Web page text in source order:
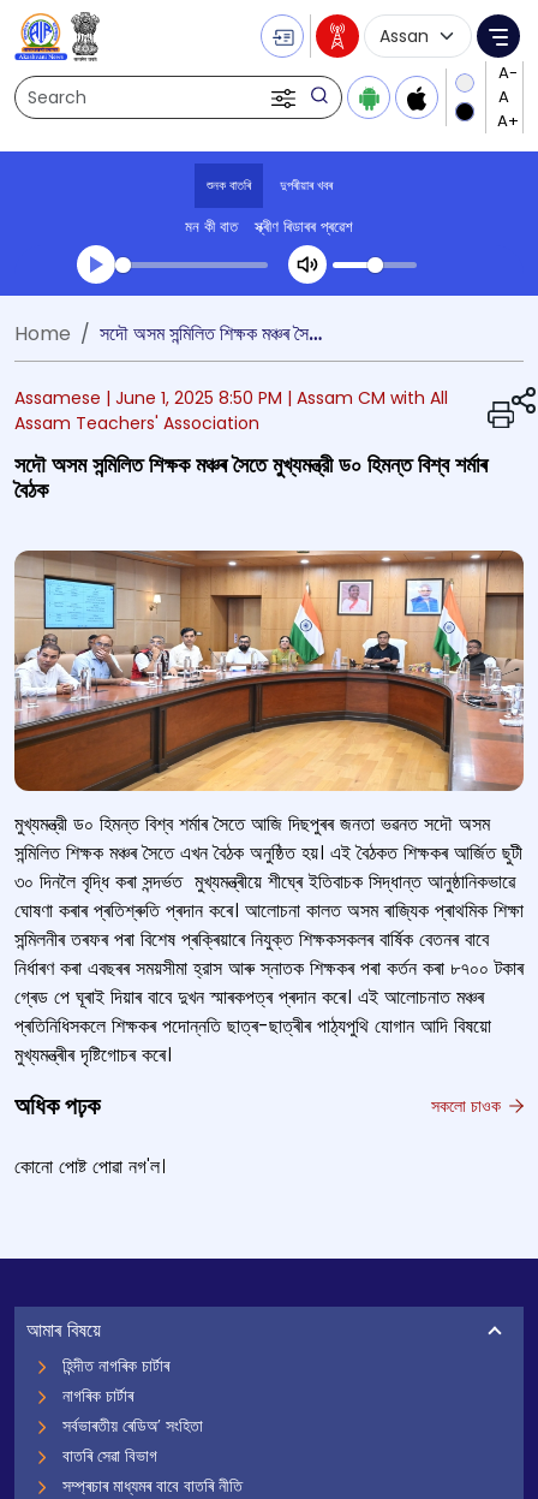
Search
Language
শুনক বাতৰি দুপৰীয়াৰ খবৰ
মন কী বাত স্ক্ৰীণ ৰিডাৰৰ প্ৰৱেশ
Transcript summary
খেলা অডিঅ' দুপৰীয়াৰ খবৰ
Home সদৌ অসম সন্মিলিত শিক্ষক মঞ্চৰ সৈতে মুখ্যমন্ত্রী ড০ হিমন্ত বিশ্ব শৰ্মাৰ বৈঠক
Assamese | June 1, 2025 8:50 PM | Assam CM with All
Assam Teachers' Association
সদৌ অসম সন্মিলিত শিক্ষক মঞ্চৰ সৈতে মুখ্যমন্ত্রী ড০ হিমন্ত বিশ্ব শৰ্মাৰ
বৈঠক
মুখ্যমন্ত্রী ড০ হিমন্ত বিশ্ব শৰ্মাৰ সৈতে আজি দিছপুৰৰ জনতা ভৱনত সদৌ অসম
সন্মিলিত শিক্ষক মঞ্চৰ সৈতে এখন বৈঠক অনুষ্ঠিত হয়। এই বৈঠকত শিক্ষকৰ আৰ্জিত ছুটী
৩০ দিনলৈ বৃদ্ধি কৰা সন্দৰ্ভত মুখ্যমন্ত্ৰীয়ে শীঘ্ৰে ইতিবাচক সিদ্ধান্ত আনুষ্ঠানিকভাৱে
ঘোষণা কৰাৰ প্ৰতিশ্ৰুতি প্ৰদান কৰে। আলোচনা কালত অসম ৰাজ্যিক প্ৰাথমিক শিক্ষা
সন্মিলনীৰ তৰফৰ পৰা বিশেষ প্ৰক্ৰিয়াৰে নিযুক্ত শিক্ষকসকলৰ বাৰ্ষিক বেতনৰ বাবে
নিৰ্ধাৰণ কৰা এবছৰৰ সময়সীমা হ্রাস আৰু স্নাতক শিক্ষকৰ পৰা কৰ্তন কৰা ৮৭০০ টকাৰ
গ্ৰেড পে ঘূৰাই দিয়াৰ বাবে দুখন স্মাৰকপত্ৰ প্ৰদান কৰে। এই আলোচনাত মঞ্চৰ
প্ৰতিনিধিসকলে শিক্ষকৰ পদোন্নতি ছাত্ৰ-ছাত্ৰীৰ পাঠ্যপুথি যোগান আদি বিষয়ো
মুখ্যমন্ত্ৰীৰ দৃষ্টিগোচৰ কৰে।
অধিক পঢ়ক সকলো চাওক
কোনো পোষ্ট পোৱা নগ'ল।
আমাৰ বিষয়ে
হিন্দীত নাগৰিক চাৰ্টাৰ
নাগৰিক চাৰ্টাৰ
সৰ্বভাৰতীয় ৰেডিঅ’ সংহিতা
বাতৰি সেৱা বিভাগ
সম্প্ৰচাৰ মাধ্যমৰ বাবে বাতৰি নীতি